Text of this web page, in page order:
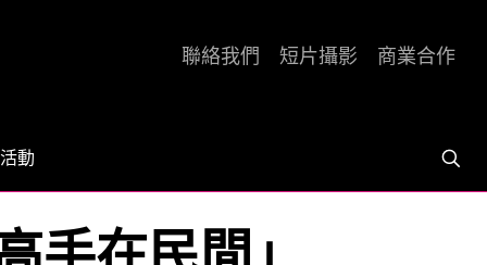
活動
聯絡我們 短片攝影 商業合作